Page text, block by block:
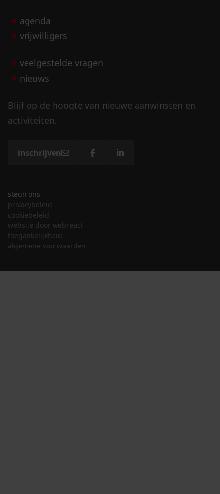
agenda
vrijwilligers
veelgestelde vragen
nieuws
Blijf op de hoogte van nieuwe aanwinsten en
activiteiten.
inschrijven
steun ons
privacybeleid
cookiebeleid
website door webreact
toegankelijkheid
algemene voorwaarden